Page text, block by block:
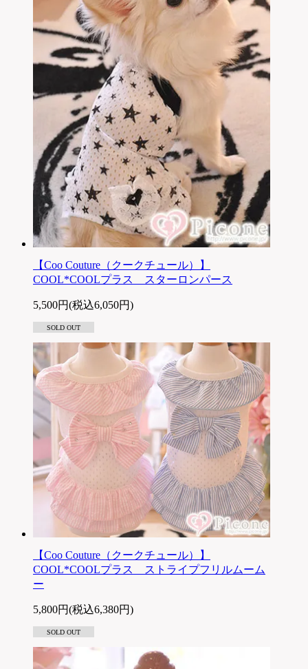
【Coo Couture（クークチュール）】
COOL*COOLプラス スターロンパース
5,500円(税込6,050円)
SOLD OUT
【Coo Couture（クークチュール）】
COOL*COOLプラス ストライプフリルムーム
ー
5,800円(税込6,380円)
SOLD OUT